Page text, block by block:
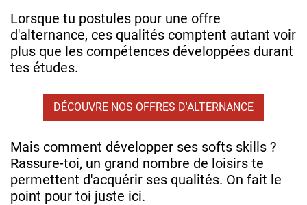
Lorsque tu postules pour une offre
d'alternance, ces qualités comptent autant voir
plus que les compétences développées durant
tes études.
DÉCOUVRE NOS OFFRES D'ALTERNANCE
Mais comment développer ses softs skills ?
Rassure-toi, un grand nombre de loisirs te
permettent d'acquérir ses qualités. On fait le
point pour toi juste ici.